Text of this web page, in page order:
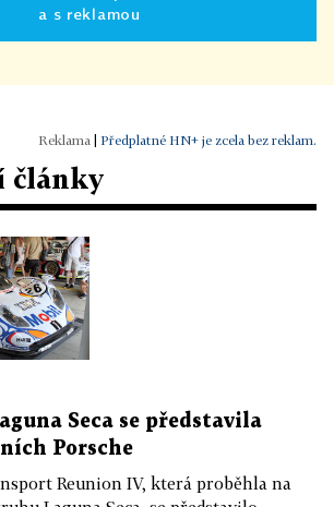
a s reklamou
Předplatné HN+ je zcela bez reklam.
články
Seca se představila
Porsche
Reunion IV, která proběhla na